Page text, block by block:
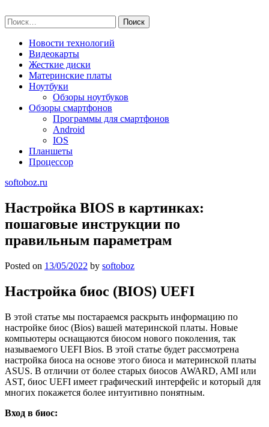
to
content
Найти:
Новости технологий
Видеокарты
Жесткие диски
Материнские платы
Ноутбуки
Обзоры ноутбуков
Обзоры смартфонов
Программы для смартфонов
Android
IOS
Планшеты
Процессор
softoboz.ru
Настройка BIOS в картинках:
пошаговые инструкции по
правильным параметрам
Posted on 13/05/2022 by softoboz
Настройка биос (BIOS) UEFI
В этой статье мы постараемся раскрыть информацию по
настройке биос (Bios) вашей материнской платы. Новые
компьютеры оснащаются биосом нового поколения, так
называемого UEFI Bios. В этой статье будет рассмотрена
настройка биоса на основе этого биоса и материнской платы
ASUS. В отличии от более старых биосов AWARD, AMI или
AST, биос UEFI имеет графический интерфейс и который для
многих покажется более интуитивно понятным.
Вход в биос: